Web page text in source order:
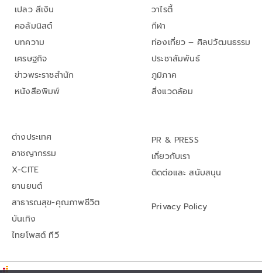
เปลว สีเงิน
คอลัมนิสต์
บทความ
เศรษฐกิจ
ข่าวพระราชสำนัก
หนังสือพิมพ์
วาไรตี้
กีฬา
ท่องเที่ยว – ศิลปวัฒนธรรม
ประชาสัมพันธ์
ภูมิภาค
สิ่งแวดล้อม
ต่างประเทศ
อาชญากรรม
X-CITE
ยานยนต์
สาธารณสุข-คุณภาพชีวิต
บันเทิง
ไทยโพสต์ ทีวี
PR & PRESS
เกี่ยวกับเรา
ติดต่อและ สนับสนุน
Privacy Policy